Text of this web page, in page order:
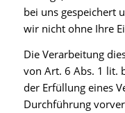
bei uns gespeichert
wir nicht ohne Ihre
Die Verarbeitung
von Art. 6 Abs. 1 lit.
der Erfüllung eines
Durchführung